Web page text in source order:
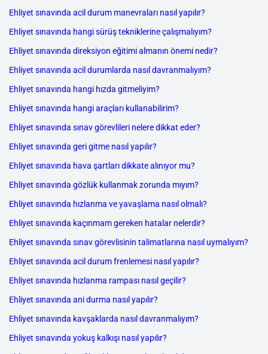
Ehliyet sınavında acil durum manevraları nasıl yapılır?
Ehliyet sınavında hangi sürüş tekniklerine çalışmalıyım?
Ehliyet sınavında direksiyon eğitimi almanın önemi nedir?
Ehliyet sınavında acil durumlarda nasıl davranmalıyım?
Ehliyet sınavında hangi hızda gitmeliyim?
Ehliyet sınavında hangi araçları kullanabilirim?
Ehliyet sınavında sınav görevlileri nelere dikkat eder?
Ehliyet sınavında geri gitme nasıl yapılır?
Ehliyet sınavında hava şartları dikkate alınıyor mu?
Ehliyet sınavında gözlük kullanmak zorunda mıyım?
Ehliyet sınavında hızlanma ve yavaşlama nasıl olmalı?
Ehliyet sınavında kaçınmam gereken hatalar nelerdir?
Ehliyet sınavında sınav görevlisinin talimatlarına nasıl uymalıyım?
Ehliyet sınavında acil durum frenlemesi nasıl yapılır?
Ehliyet sınavında hızlanma rampası nasıl geçilir?
Ehliyet sınavında ani durma nasıl yapılır?
Ehliyet sınavında kavşaklarda nasıl davranmalıyım?
Ehliyet sınavında yokuş kalkışı nasıl yapılır?